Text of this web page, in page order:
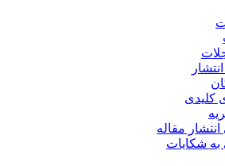
کلیدی
مقاله
شکایات